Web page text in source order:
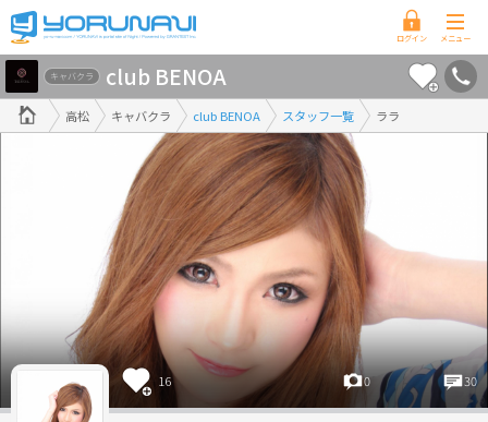
香
川
県
版
高松 キャバクラ club BENOA スタッフ一覧 ララ
キャバクラ club BENOA
16 0 30